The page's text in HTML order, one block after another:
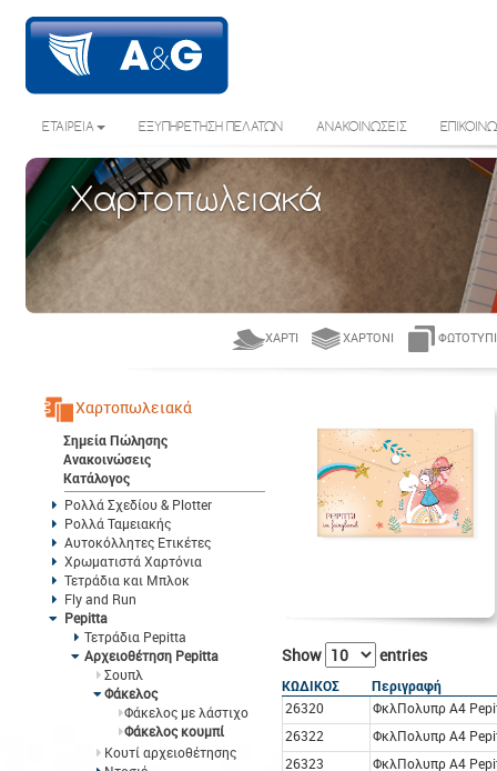
ΕΤΑΙΡΕΙΑ ΕΞΥΠΗΡΕΤΗΣΗ ΠΕΛΑΤΩΝ ΑΝΑΚΟΙΝΩΣΕΙΣ
Χαρτοπωλειακά
ΧΑΡΤΊ ΧΑΡΤΌΝΙ
Χαρτοπωλειακά
Σημεία Πώλησης
Ανακοινώσεις
Κατάλογος
Ρολλά Σχεδίου & Plotter
Ρολλά Ταμειακής
Αυτοκόλλητες Ετικέτες
Χρωματιστά Χαρτόνια
Τετράδια και Μπλοκ
Fly and Run
Pepitta
Τετράδια Pepitta
Αρχειοθέτηση Pepitta
Σουπλ
Φάκελος
Φάκελος με λάστιχο
Φάκελος κουμπί
Κουτί αρχειοθέτησης
Show entries
ΚΩΔΙΚΟΣ
Περιγραφή
26320
ΦκλΠολυπρ Α4
26322
ΦκλΠολυπρ Α4
26323
ΦκλΠολυπρ Α4